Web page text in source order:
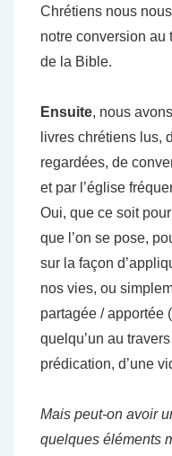
Chrétiens nous
notre conversion au
de la Bible.
Ensuite, nous
livres chrétiens lus,
regardées, de
et par l’église
Oui, que ce soit
que l’on se pose,
sur la façon
nos vies, ou
partagée / apportée
quelqu’un au
prédication, d’une
Mais peut-on avoir
quelques éléments